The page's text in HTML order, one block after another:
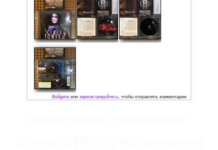
Комплектация:
• Коробка
• Мануал
• Диск
Рейтинг:
Средняя: